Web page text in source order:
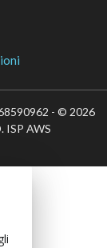
- © 2026
ISP AWS